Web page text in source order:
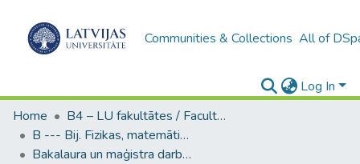
Communities & Collections All of
Log In
Home
B4 – LU fakultātes / Faculties of the UL
B --- Bij. Fizikas, matemātikas un optometrijas fakultātes studentu noslēguma darbi / Faculty of Physics, Mathematics and Optometry - Graduate works
Bakalaura un maģistra darbi (FMOF) / Bachelor's and Master's theses